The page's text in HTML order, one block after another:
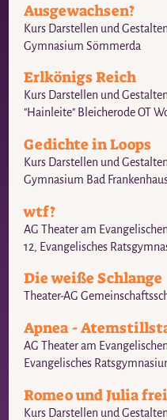
Ausgewachsen?
Kurs Darstellen und
Gymnasium Sömmerda
Erlkönigs Reich
Kurs Darstellen und
"Hainleite" Bleicherode OT
Gedichte in Loops
Kurs Darstellen und
Gymnasium Bad
wtf?
AG Theater am
12, Evangelisches
Die weiße Schlange
Theater-AG
Apnea -
AG Theater am
Evangelisches
Romeo und Julia
Kurs Darstellen und